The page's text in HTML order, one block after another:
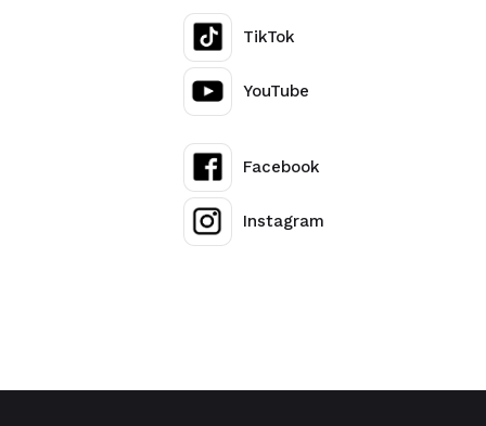
TikTok
YouTube
Facebook
Instagram